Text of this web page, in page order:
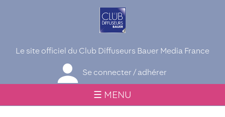
Le site officiel du Club Diffuseurs Bauer Media France
Se connecter / adhérer
☰ MENU